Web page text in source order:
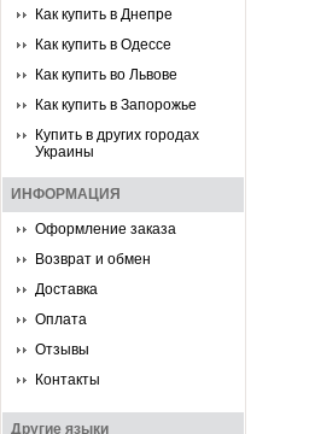
Как купить в Днепре
Как купить в Одессе
Как купить во Львове
Как купить в Запорожье
Купить в других городах
Украины
ИНФОРМАЦИЯ
Оформление заказа
Возврат и обмен
Доставка
Оплата
Отзывы
Контакты
Другие языки